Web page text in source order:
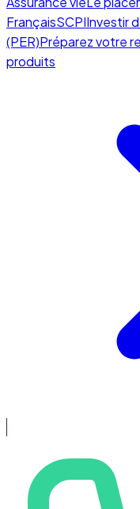
FrançaisSCPIInvestir
(PER)Préparez votre
produits